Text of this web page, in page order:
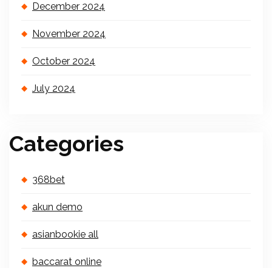
December 2024
November 2024
October 2024
July 2024
Categories
368bet
akun demo
asianbookie all
baccarat online